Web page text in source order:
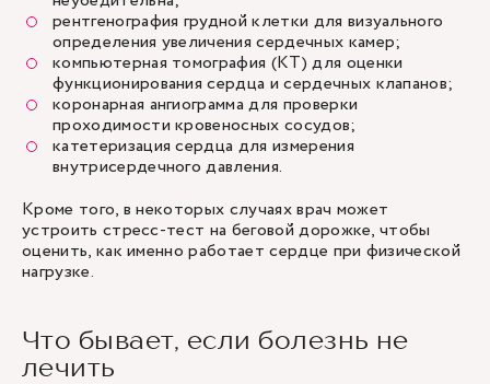
рентгенография грудной клетки для визуального
определения увеличения сердечных камер;
компьютерная томография (КТ) для оценки
функционирования сердца и сердечных клапанов;
коронарная ангиограмма для проверки
проходимости кровеносных сосудов;
катетеризация сердца для измерения
внутрисердечного давления.
Кроме того, в некоторых случаях врач может
устроить стресс-тест на беговой дорожке, чтобы
оценить, как именно работает сердце при физической
нагрузке.
Что бывает, если болезнь не
лечить